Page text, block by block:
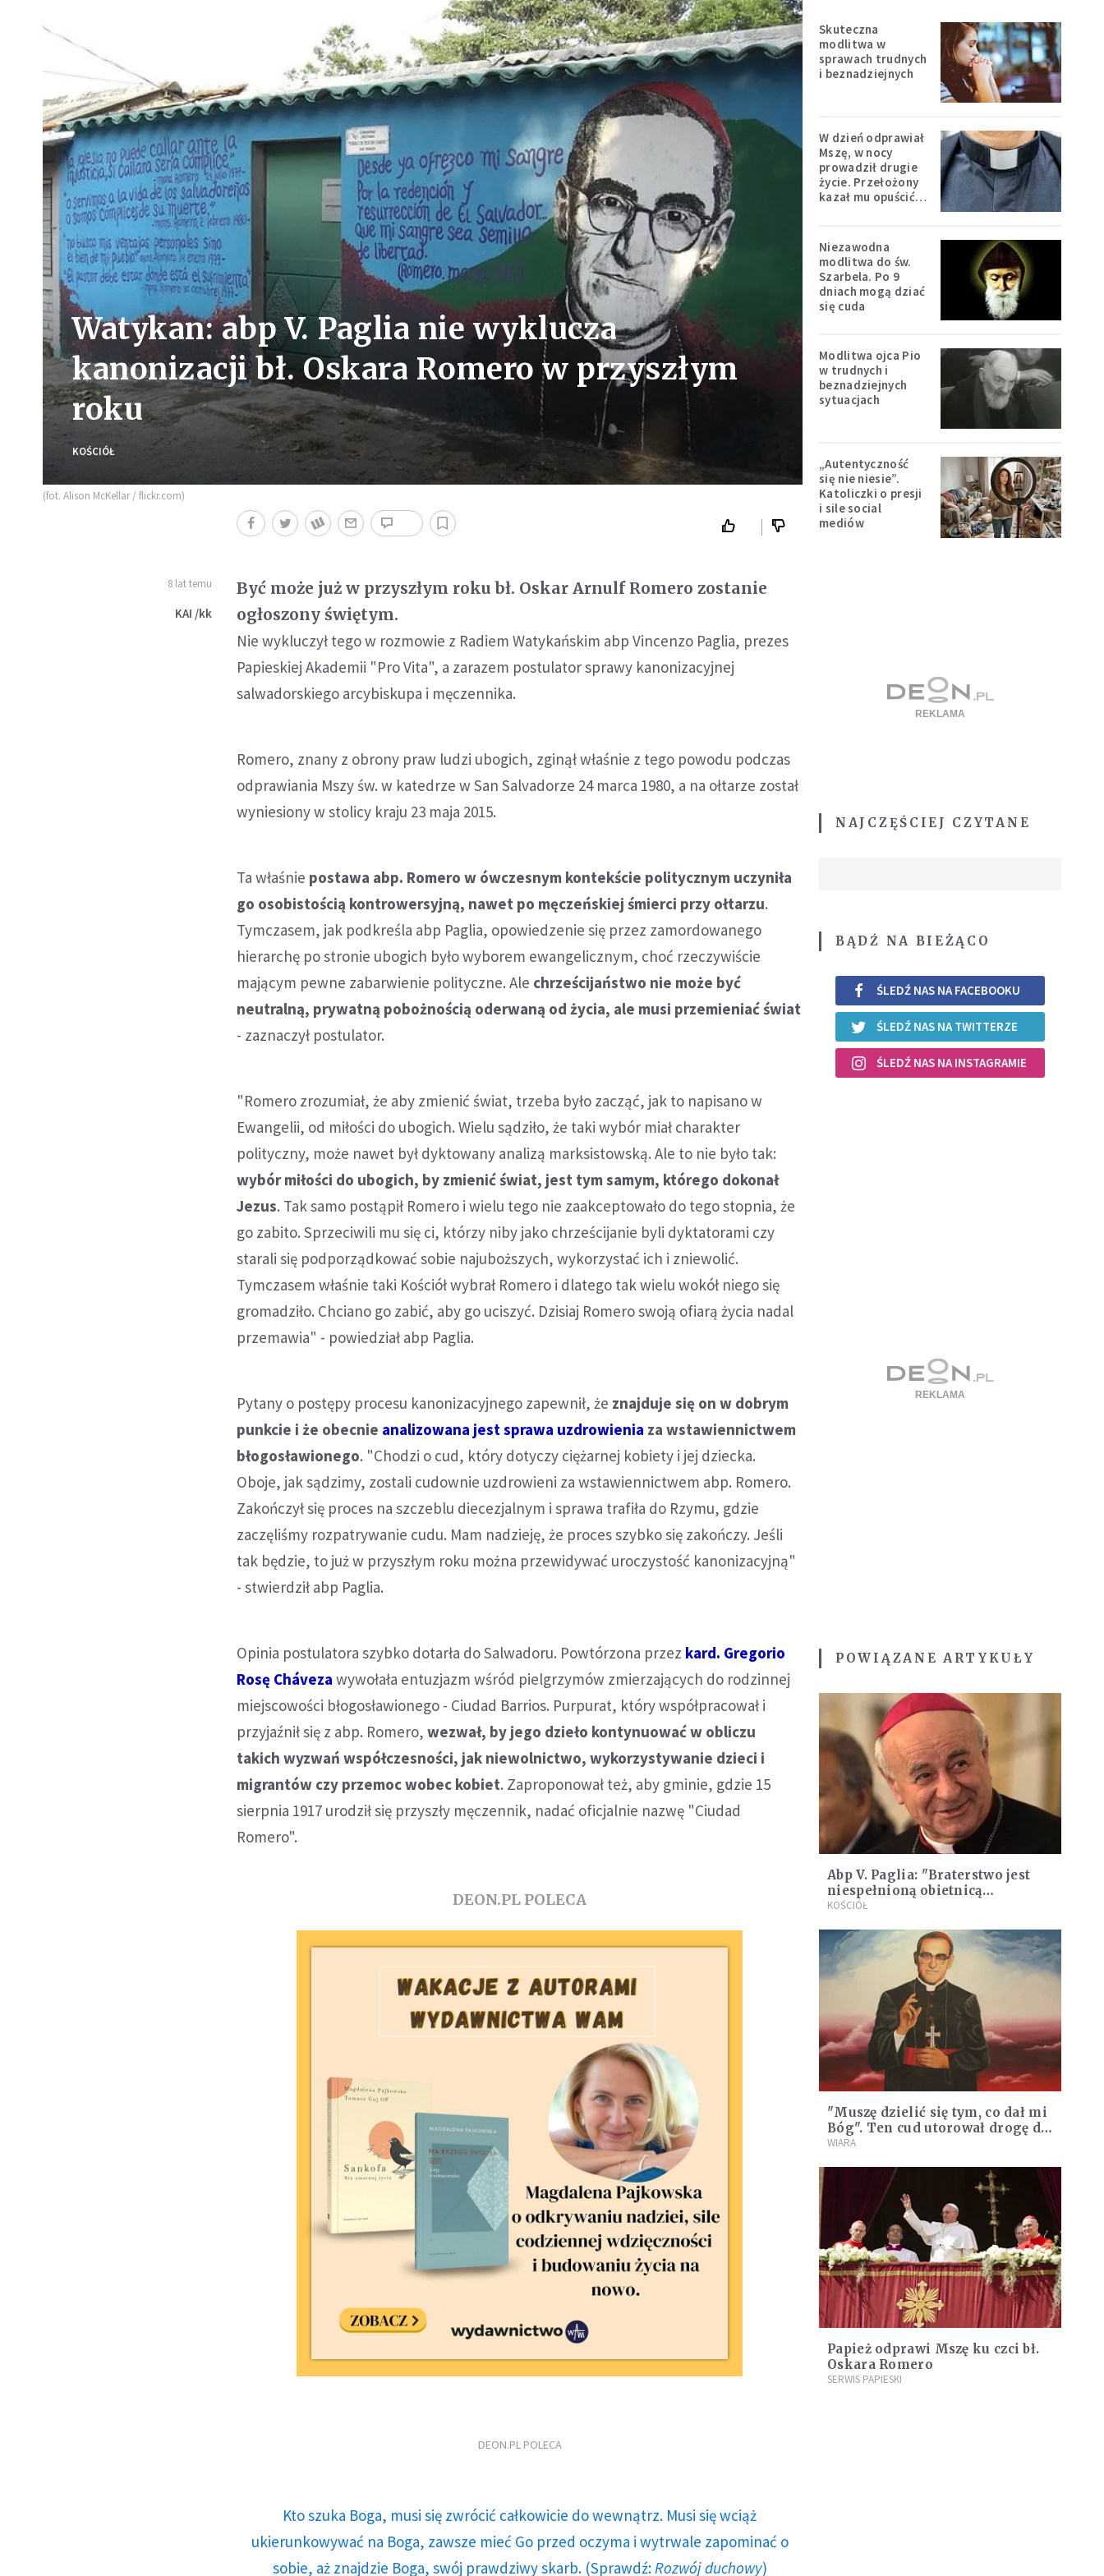
Watykan: abp V. Paglia nie wyklucza
kanonizacji bł. Oskara Romero w przyszłym
roku
KOŚCIÓŁ
(fot. Alison McKellar / flickr.com)
8 lat temu
KAI /kk
Być może już w przyszłym roku bł. Oskar Arnulf Romero zostanie
ogłoszony świętym.
Nie wykluczył tego w rozmowie z Radiem Watykańskim abp Vincenzo Paglia, prezes
Papieskiej Akademii "Pro Vita", a zarazem postulator sprawy kanonizacyjnej
salwadorskiego arcybiskupa i męczennika.
Romero, znany z obrony praw ludzi ubogich, zginął właśnie z tego powodu podczas
odprawiania Mszy św. w katedrze w San Salvadorze 24 marca 1980, a na ołtarze został
wyniesiony w stolicy kraju 23 maja 2015.
Ta właśnie postawa abp. Romero w ówczesnym kontekście politycznym uczyniła
go osobistością kontrowersyjną, nawet po męczeńskiej śmierci przy ołtarzu.
Tymczasem, jak podkreśla abp Paglia, opowiedzenie się przez zamordowanego
hierarchę po stronie ubogich było wyborem ewangelicznym, choć rzeczywiście
mającym pewne zabarwienie polityczne. Ale chrześcijaństwo nie może być
neutralną, prywatną pobożnością oderwaną od życia, ale musi przemieniać świat
- zaznaczył postulator.
"Romero zrozumiał, że aby zmienić świat, trzeba było zacząć, jak to napisano w
Ewangelii, od miłości do ubogich. Wielu sądziło, że taki wybór miał charakter
polityczny, może nawet był dyktowany analizą marksistowską. Ale to nie było tak:
wybór miłości do ubogich, by zmienić świat, jest tym samym, którego dokonał
Jezus. Tak samo postąpił Romero i wielu tego nie zaakceptowało do tego stopnia, że
go zabito. Sprzeciwili mu się ci, którzy niby jako chrześcijanie byli dyktatorami czy
starali się podporządkować sobie najuboższych, wykorzystać ich i zniewolić.
Tymczasem właśnie taki Kościół wybrał Romero i dlatego tak wielu wokół niego się
gromadziło. Chciano go zabić, aby go uciszyć. Dzisiaj Romero swoją ofiarą życia nadal
przemawia" - powiedział abp Paglia.
Pytany o postępy procesu kanonizacyjnego zapewnił, że znajduje się on w dobrym
punkcie i że obecnie analizowana jest sprawa uzdrowienia za wstawiennictwem
błogosławionego. "Chodzi o cud, który dotyczy ciężarnej kobiety i jej dziecka.
Oboje, jak sądzimy, zostali cudownie uzdrowieni za wstawiennictwem abp. Romero.
Zakończył się proces na szczeblu diecezjalnym i sprawa trafiła do Rzymu, gdzie
zaczęliśmy rozpatrywanie cudu. Mam nadzieję, że proces szybko się zakończy. Jeśli
tak będzie, to już w przyszłym roku można przewidywać uroczystość kanonizacyjną"
- stwierdził abp Paglia.
Opinia postulatora szybko dotarła do Salwadoru. Powtórzona przez kard. Gregorio
Rosę Cháveza wywołała entuzjazm wśród pielgrzymów zmierzających do rodzinnej
miejscowości błogosławionego - Ciudad Barrios. Purpurat, który współpracował i
przyjaźnił się z abp. Romero,wezwał, by jego dzieło kontynuować w obliczu
takich wyzwań współczesności, jak niewolnictwo, wykorzystywanie dzieci i
migrantów czy przemoc wobec kobiet. Zaproponował też, aby gminie, gdzie 15
sierpnia 1917 urodził się przyszły męczennik, nadać oficjalnie nazwę "Ciudad
Romero".
DEON.PL POLECA
DEON.PL POLECA
Kto szuka Boga, musi się zwrócić całkowicie do wewnątrz. Musi się wciąż
ukierunkowywać na Boga, zawsze mieć Go przed oczyma i wytrwale zapominać o
sobie, aż znajdzie Boga, swój prawdziwy skarb. (Sprawdź: Rozwój duchowy)
Skuteczna
modlitwa w
sprawach trudnych
i beznadziejnych
W dzień odprawiał
Mszę, w nocy
prowadził drugie
życie. Przełożony
kazał mu opuścić
Niezawodna
modlitwa do św.
Szarbela. Po 9
dniach mogą dziać
się cuda
Modlitwa ojca Pio
w trudnych i
beznadziejnych
sytuacjach
„Autentyczność
się nie niesie”.
Katoliczki o presji
i sile social
mediów
NAJCZĘŚCIEJ CZYTANE
BĄDŹ NA BIEŻĄCO
ŚLEDŹ NAS NA FACEBOOKU
ŚLEDŹ NAS NA TWITTERZE
ŚLEDŹ NAS NA INSTAGRAMIE
POWIĄZANE ARTYKUŁY
Abp V. Paglia: "Braterstwo jest
niespełnioną obietnicą
nowoczesności"
KOŚCIÓŁ
"Muszę dzielić się tym, co dał mi
Bóg". Ten cud utorował drogę do
kanonizacji Oscara Romero
WIARA
Papież odprawi Mszę ku czci bł.
Oskara Romero
SERWIS PAPIESKI